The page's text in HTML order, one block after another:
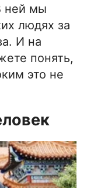
ней мы
людях за
И на
понять,
это не